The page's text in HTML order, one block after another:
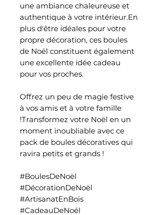
une ambiance chaleureuse et
authentique à votre intérieur.En
plus d'être idéales pour votre
propre décoration, ces boules
de Noël constituent également
une excellente idée cadeau
pour vos proches.
Offrez un peu de magie festive
à vos amis et à votre famille
!Transformez votre Noël en un
moment inoubliable avec ce
pack de boules décoratives qui
ravira petits et grands !
#BoulesDeNoël
#DécorationDeNoël
#ArtisanatEnBois
#CadeauDeNoël